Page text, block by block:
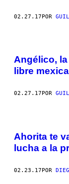
02.27.17POR
Angélico,
libre
02.27.17 POR
Ahorita te
lucha a la
02.23.17POR